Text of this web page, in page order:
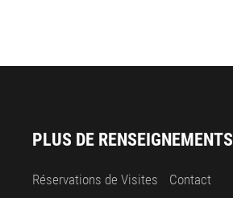
PLUS DE RENSEIGNEMENTS
Réservations de Visites
Contact